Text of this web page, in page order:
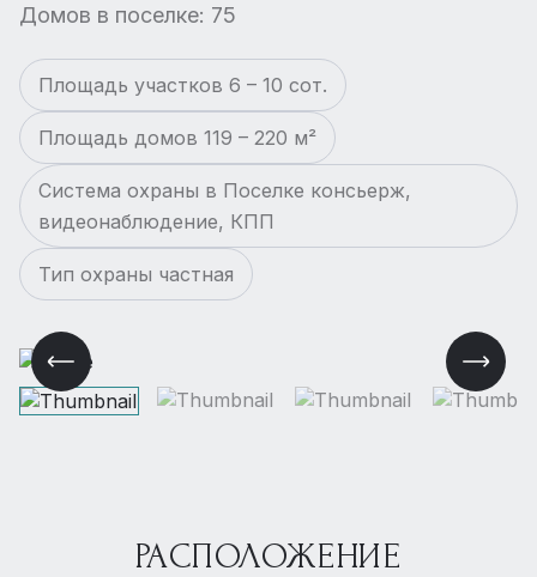
Домов в поселке: 75
Площадь участков 6 – 10 сот.
Площадь домов 119 – 220 м²
Система охраны в Поселке консьерж,
видеонаблюдение, КПП
Тип охраны частная
РАСПОЛОЖЕНИЕ